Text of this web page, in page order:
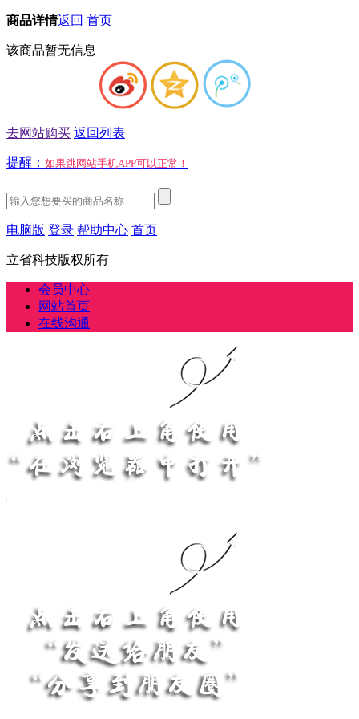
商品详情返回 首页
该商品暂无信息
去网站购买 返回列表
提醒： 如果跳网站手机APP可以正常！
电脑版 登录 帮助中心 首页
立省科技版权所有
会员中心
网站首页
在线沟通